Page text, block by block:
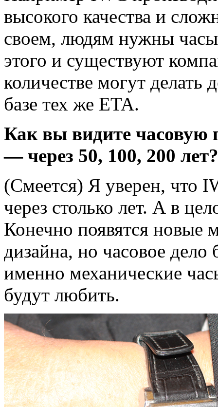
высокого качества и
своем, людям нужны
этого и существуют
количестве могут
базе тех же ETA.
Как вы видите
— через 50, 100, 200 лет?
(Смеется) Я уверен, что
через столько лет. А в
Конечно появятся новые
дизайна, но часовое
именно механические
будут любить.